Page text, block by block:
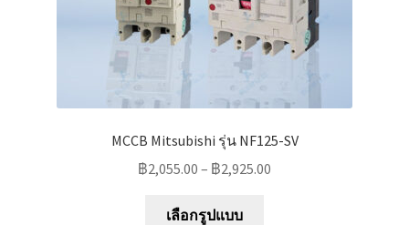
MCCB Mitsubishi รุ่น NF125-SV
฿2,055.00 – ฿2,925.00
เลือกรูปแบบ